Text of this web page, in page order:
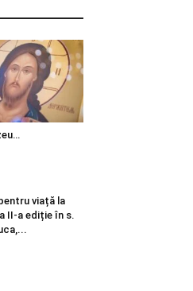
viață la
II-a ediție în s.